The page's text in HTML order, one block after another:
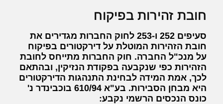
חובת זהירות בפיקוח
סעיפים 252 ו-253 לחוק החברות מגדירים את
חובת הזהירות המוטלת על דירקטורים בפיקוח
על מנכ"ל החברה. חוק החברות מתייחס לחובת
הזהירות כפי שנקבעה בפקודת הנזיקין, ובהתאם
לכך, אמת המידה לבחינת התנהגות הדירקטורים
היא מבחן הסבירות. בע"א 610/94 בוכבינדר נ'
כונס הנכסים הרשמי נקבע: